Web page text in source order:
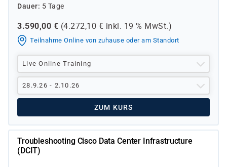
Dauer
5 Tage
3.590,00 € (4.272,10 € inkl. 19 % MwSt.)
Teilnahme Online von zuhause oder am Standort
Live Online Training
28.9.26 - 2.10.26
ZUM KURS
Troubleshooting Cisco Data Center Infrastructure
(DCIT)